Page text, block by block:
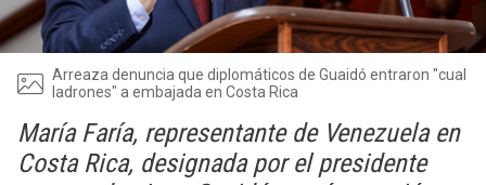
Arreaza denuncia que diplomáticos de Guaidó entraron "cual
ladrones" a embajada en Costa Rica
María Faría, representante de Venezuela en
Costa Rica, designada por el presidente